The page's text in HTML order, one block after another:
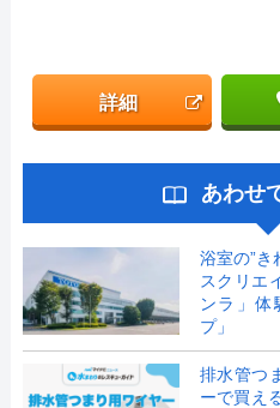
詳細
あわせ
浴室の”き
スクリエ
ンラ」体
プ」
排水管つ
ーで買え